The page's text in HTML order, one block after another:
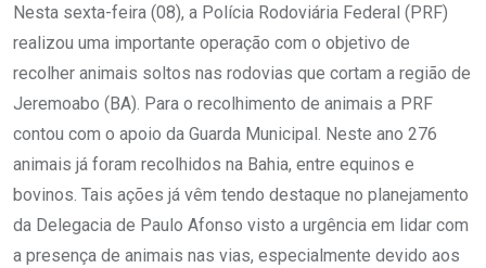
Nesta sexta-feira (08), a Polícia Rodoviária Federal (PRF)
realizou uma importante operação com o objetivo de
recolher animais soltos nas rodovias que cortam a região de
Jeremoabo (BA). Para o recolhimento de animais a PRF
contou com o apoio da Guarda Municipal. Neste ano 276
animais já foram recolhidos na Bahia, entre equinos e
bovinos. Tais ações já vêm tendo destaque no planejamento
da Delegacia de Paulo Afonso visto a urgência em lidar com
a presença de animais nas vias, especialmente devido aos